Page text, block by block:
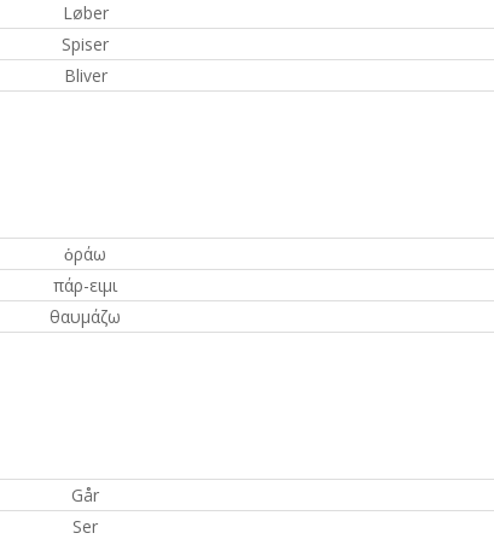
Løber
Spiser
Bliver
ὁράω
πάρ-ειμι
θαυμάζω
Går
Ser